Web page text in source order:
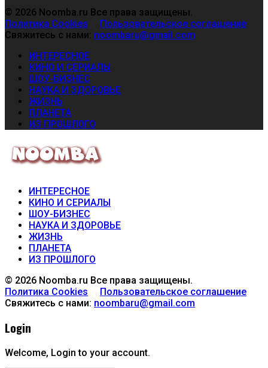
© 2026 Noomba.ru Все права защищены.
Политика Cookies
Пользовательское соглашение
Свяжитесь с нами: noombaru@gmail.com
ИНТЕРЕСНОЕ
КИНО И СЕРИАЛЫ
ШОУ-БИЗНЕС
НАУКА И ЗДОРОВЬЕ
ЖИЗНЬ
ПЛАНЕТА
ИЗ ПРОШЛОГО
ИНТЕРЕСНОЕ
КИНО И СЕРИАЛЫ
ШОУ-БИЗНЕС
НАУКА И ЗДОРОВЬЕ
ЖИЗНЬ
ПЛАНЕТА
ИЗ ПРОШЛОГО
© 2026 Noomba.ru Все права защищены.
Политика Cookies
Пользовательское соглашение
Свяжитесь с нами: noombaru@gmail.com
Login
Welcome, Login to your account.